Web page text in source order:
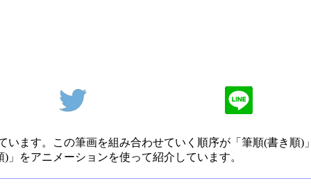
ます。この筆画を組み合わせていく順序が「筆順(書き順)
をアニメーションを使って紹介しています。